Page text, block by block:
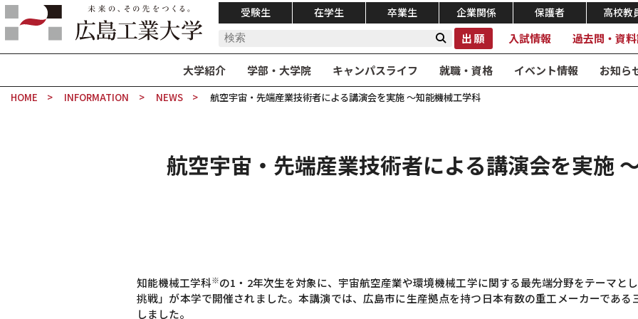
受験生 在学生 卒業生 企業関係 保護者 高校教
出願 入試情報 過去問・資
大学紹介 学部・大学院 キャンパスライフ 就職・資格 イベント情報 お知ら
HOME INFORMATION NEWS 航空宇宙・先端産業技術者による講演会を実施 ～知能機械工学科
航空宇宙・先端産業技術者による講演会を実施
知能機械工学科※の1・2年次生を対象に、宇宙航空産業や環境機械工学に関する最先端分野をテーマと
挑戦」が本学で開催されました。本講演では、広島市に生産拠点を持つ日本有数の重工メーカーであ
しました。